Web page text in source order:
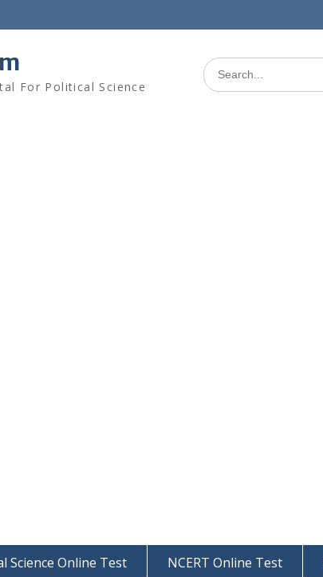
For Political Science
Search
for:
Science Online Test NCERT Online Test